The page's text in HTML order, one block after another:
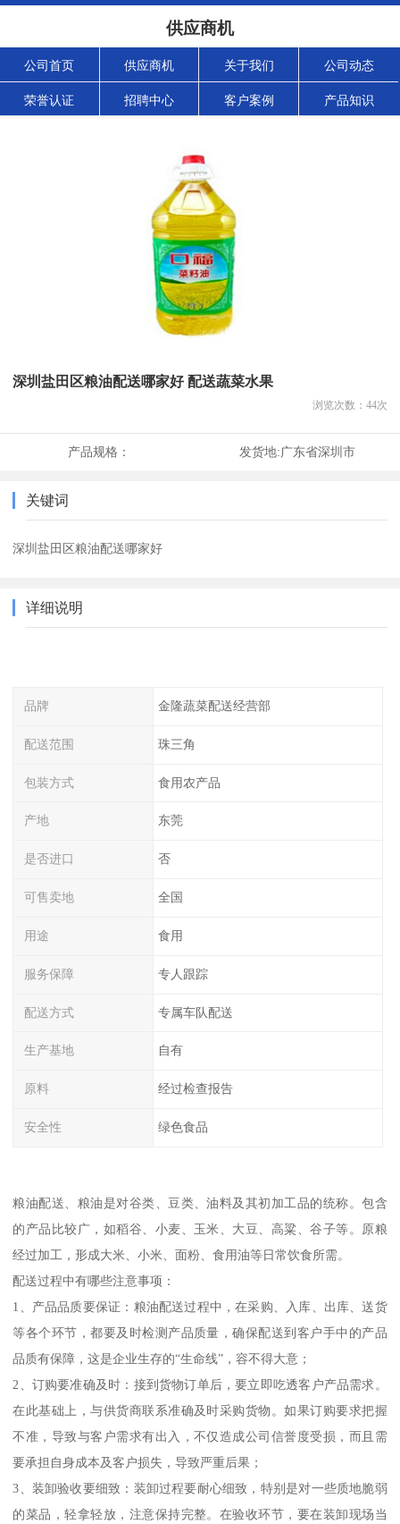
供应商机
公司首页 供应商机 关于我们 公司动态
荣誉认证 招聘中心 客户案例 产品知识
深圳盐田区粮油配送哪家好 配送蔬菜水果
浏览次数： 44次
产品规格： 发货地:广东省深圳市
关键词
深圳盐田区粮油配送哪家好
详细说明
品牌 金隆蔬菜配送经营部
配送范围 珠三角
包装方式 食用农产品
产地 东莞
是否进口 否
可售卖地 全国
用途 食用
服务保障 专人跟踪
配送方式 专属车队配送
生产基地 自有
原料 经过检查报告
安全性 绿色食品
粮油配送、粮油是对谷类、豆类、油料及其初加工品的统称。包含
的产品比较广，如稻谷、小麦、玉米、大豆、高粱、谷子等。原粮
经过加工，形成大米、小米、面粉、食用油等日常饮食所需。
配送过程中有哪些注意事项：
1、产品品质要保证：粮油配送过程中，在采购、入库、出库、送货
等各个环节，都要及时检测产品质量，确保配送到客户手中的产品
品质有保障，这是企业生存的“生命线”，容不得大意；
2、订购要准确及时：接到货物订单后，要立即吃透客户产品需求。
在此基础上，与供货商联系准确及时采购货物。如果订购要求把握
不准，导致与客户需求有出入，不仅造成公司信誉度受损，而且需
要承担自身成本及客户损失，导致严重后果；
3、装卸验收要细致：装卸过程要耐心细致，特别是对一些质地脆弱
的菜品，轻拿轻放，注意保持完整。在验收环节，要在装卸现场当